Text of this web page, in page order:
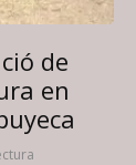
de
en